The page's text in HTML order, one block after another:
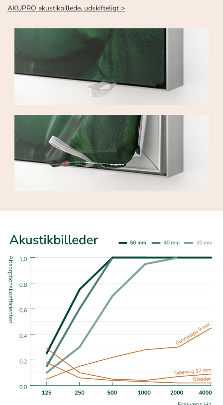
AKUPRO akustikbillede, udskifteligt >